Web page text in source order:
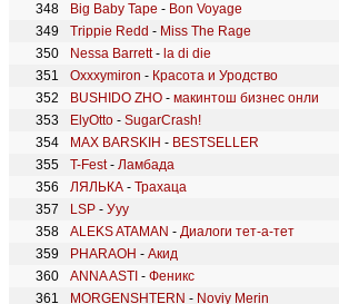
Big Baby Tape - Bon Voyage
Trippie Redd - Miss The Rage
Nessa Barrett- la di die
Oxxxymiron - Красота и Уродство
BUSHIDO ZHO - макинтош бизнес онли
ElyOtto - SugarCrash!
MAX BARSKIH - BESTSELLER
T-Fest- Ламбада
ЛЯЛЬКА - Трахаца
LSP - Ууу
ALEKS ATAMAN - Диалоги тет-а-тет
PHARAOH - Акид
ANNA ASTI - Феникс
MORGENSHTERN - Noviy Merin